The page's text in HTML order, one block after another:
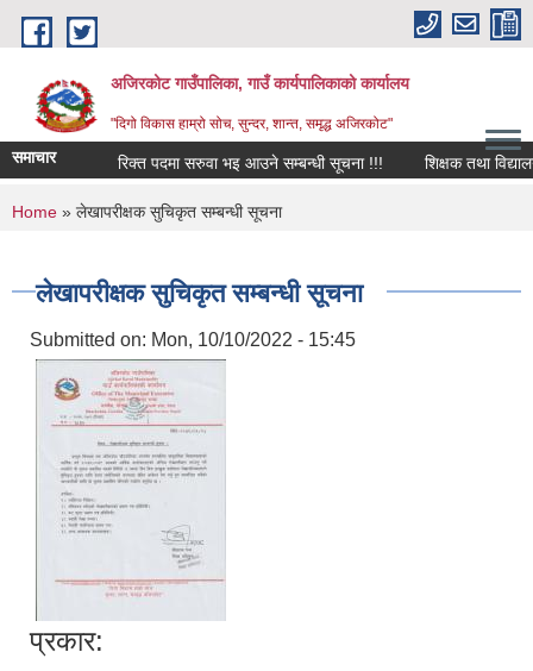
Skip to main content
अजिरकोट गाउँपालिका, गाउँ कार्यपालिकाको कार्यालय
"दिगो विकास हाम्रो सोच, सुन्दर, शान्त, समृद्ध अजिरकोट"
समाचार रिक्त पदमा सरुवा भइ आउने सम्बन्धी सूचना !!! शिक्षक तथा विद्यालय
You are here
Home » लेखापरीक्षक सुचिकृत सम्बन्धी सूचना
लेखापरीक्षक सुचिकृत सम्बन्धी सूचना
Submitted on: Mon, 10/10/2022 - 15:45
प्रकार: